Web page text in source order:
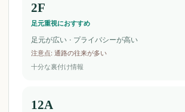
2F
足元重視におすすめ
足元が広い · プライバシーが高い
注意点: 通路の往来が多い
十分な裏付け情報
12A